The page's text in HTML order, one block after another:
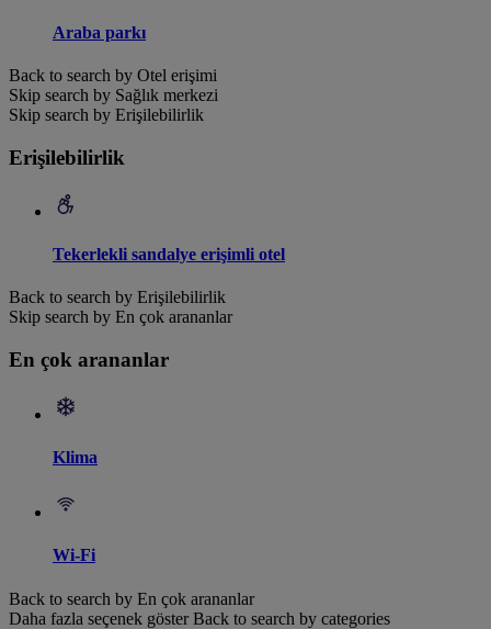
Araba parkı
Back to search by Otel erişimi
Skip search by Sağlık merkezi
Skip search by Erişilebilirlik
Erişilebilirlik
Tekerlekli sandalye erişimli otel
Back to search by Erişilebilirlik
Skip search by En çok arananlar
En çok arananlar
Klima
Wi-Fi
Back to search by En çok arananlar
Daha fazla seçenek göster Back to search by categories